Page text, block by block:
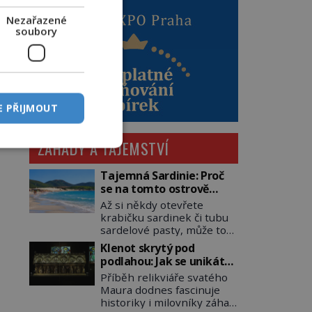
ZÁHADY A TAJEMSTVÍ
Tajemná Sardinie: Proč
se na tomto ostrově
nedoporučuje pytlovat
„mořské brambory“?
Až si někdy otevřete
krabičku sardinek či tubu
sardelové pasty, může to
být i lehké pozvání na
cestu do srdce
Středozemního moře, na
ostrov hrdých Sardů.
Věděli jste, že to byl právě
italský ostrov Sardinie,
Klenot skrytý pod
podlahou: Jak se unikátní
románský poklad dostal
do zapadlého Bečova?
Příběh relikviáře svatého
Maura dodnes fascinuje
historiky i milovníky záhad
Nezařazené
soubory
PŘIJMOUT